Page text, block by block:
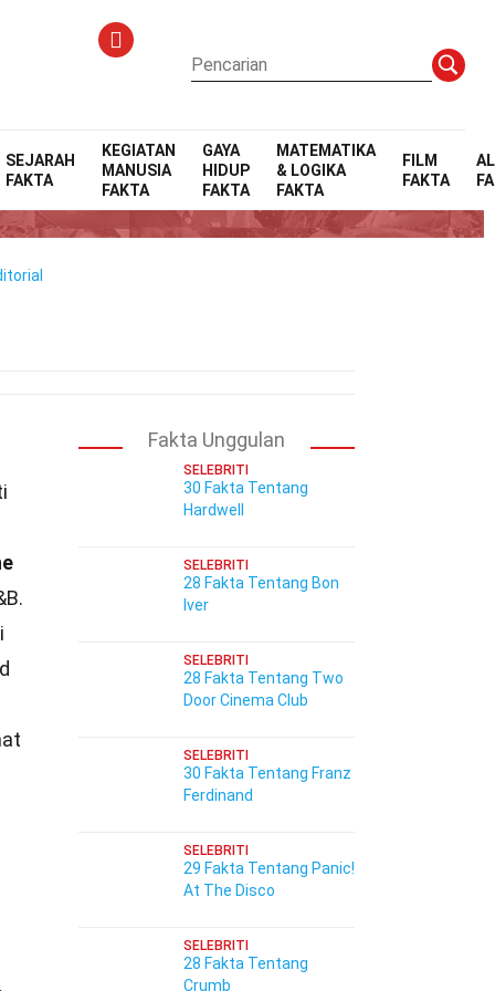
SEJARAH
FAKTA
KEGIATAN
MANUSIA
FAKTA
GAYA
HIDUP
FAKTA
MATEMATIKA
& LOGIKA
FAKTA
FILM
FAKTA
Fakta Unggulan
SELEBRITI
30 Fakta Tentang
Hardwell
SELEBRITI
28 Fakta Tentang Bon
Iver
SELEBRITI
28 Fakta Tentang Two
Door Cinema Club
SELEBRITI
30 Fakta Tentang Franz
Ferdinand
SELEBRITI
29 Fakta Tentang Panic!
At The Disco
SELEBRITI
28 Fakta Tentang
Crumb